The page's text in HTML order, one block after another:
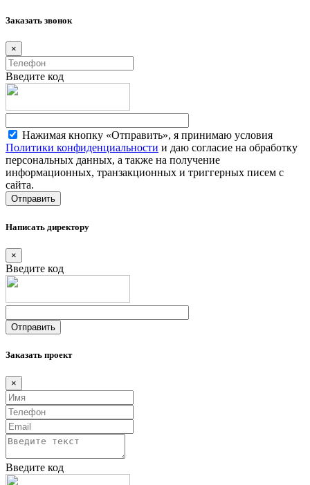
Заказать звонок
×
Введите код
Нажимая кнопку «Отправить», я принимаю условия
Политики конфиденциальности и даю согласие на обработку
персональных данных, а также на получение
информационных, транзакционных и триггерных писем с
сайта.
Написать директору
×
Введите код
Заказать проект
×
Введите код